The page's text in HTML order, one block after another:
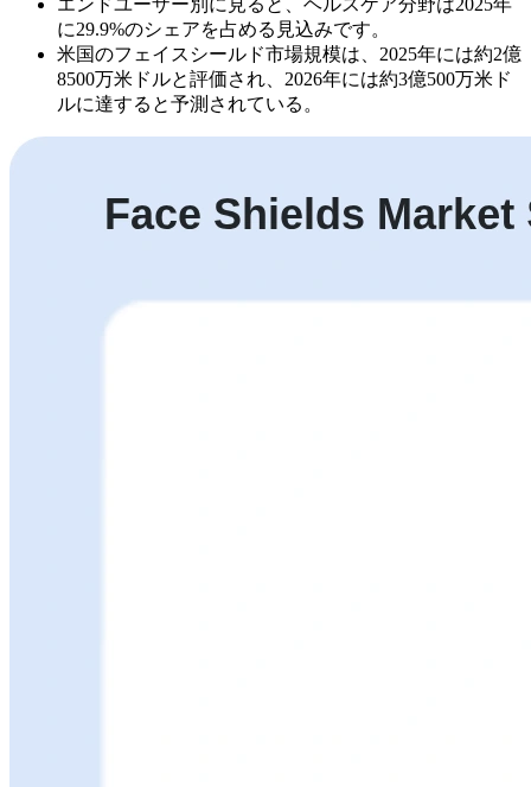
エンドユーザー別に見ると、ヘルスケア分野は2025年
に29.9%のシェアを占める見込みです。
米国のフェイスシールド市場規模は、2025年には約2億
8500万米ドルと評価され、2026年には約3億500万米ド
ルに達すると予測されている。